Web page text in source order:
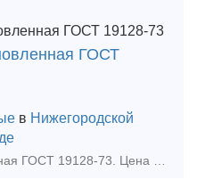
ГОСТ
в Нижегородской
Накладка 1Р50 восстановленная ГОСТ 19128-73. Цена накладки 1р 50 указана с ндсОтгрузка накладки 1Р-50: транспортной компанией или самовывозОплата накладок 1р50 осуществляется с пом